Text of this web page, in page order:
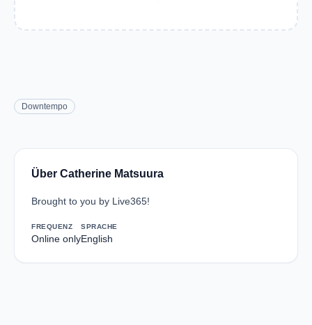
Downtempo
Über Catherine Matsuura
Brought to you by Live365!
FREQUENZ
Online only
SPRACHE
English